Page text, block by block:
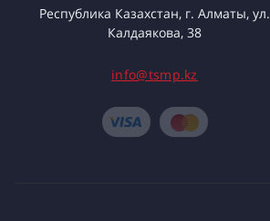
Республика Казахстан, г. Алматы, ул.
Калдаякова, 38
info@tsmp.kz